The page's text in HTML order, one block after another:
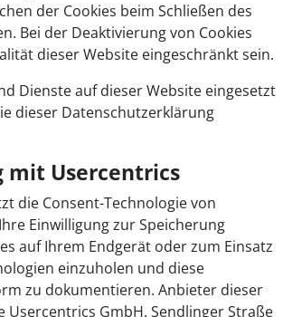
der Cookies beim Schließen des
Bei der Deaktivierung von Cookies
dieser Website eingeschränkt sein.
Dienste auf dieser Website eingesetzt
dieser Datenschutzerklärung
mit Usercentrics
die Consent-Technologie von
Einwilligung zur Speicherung
auf Ihrem Endgerät oder zum Einsatz
einzuholen und diese
zu dokumentieren. Anbieter dieser
Usercentrics GmbH, Sendlinger Straße